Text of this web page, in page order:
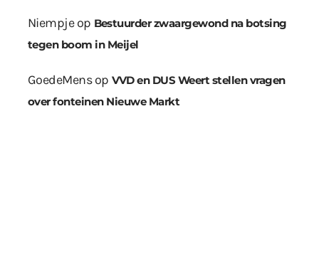
Niempjeop Bestuurder zwaargewond na botsing
tegen boom in Meijel
GoedeMensop VVD en DUS Weert stellen vragen
over fonteinen Nieuwe Markt